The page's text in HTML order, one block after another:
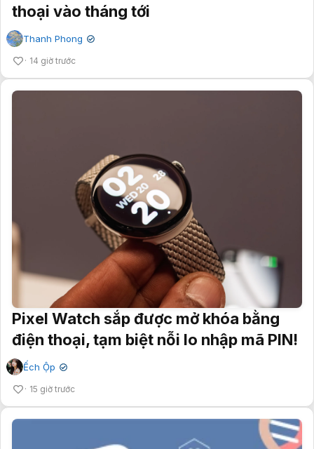
thoại vào tháng tới
Thanh Phong ✔
14 giờ trước
Pixel Watch sắp được mở khóa bằng
điện thoại, tạm biệt nỗi lo nhập mã PIN!
Ếch Ộp ✔
15 giờ trước